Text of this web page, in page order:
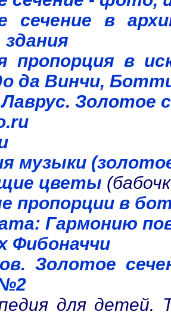
сечение в
пропорция в
да Винчи,
Золотое
музыки
цветы
пропорции в
Гармонию
Фибоначчи
Золотое
№2
для